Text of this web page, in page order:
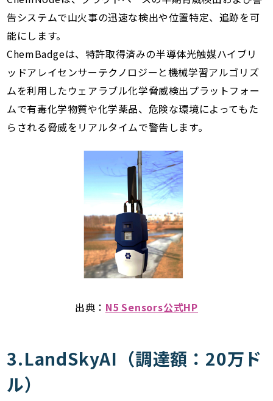
告システムで山火事の迅速な検出や位置特定、追跡を可
能にします。
ChemBadgeは、特許取得済みの半導体光触媒ハイブリ
ッドアレイセンサーテクノロジーと機械学習アルゴリズ
ムを利用したウェアラブル化学脅威検出プラットフォー
ムで有毒化学物質や化学薬品、危険な環境によってもた
らされる脅威をリアルタイムで警告します。
出典： N5 Sensors公式HP
3.LandSkyAI（調達額：20万ド
ル）